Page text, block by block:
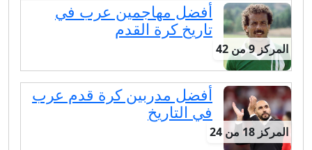
المركز 9 من 42
أفضل مهاجمين عرب في
تاريخ كرة القدم
المركز 18 من 24
أفضل مدربين كرة قدم عرب
في التاريخ